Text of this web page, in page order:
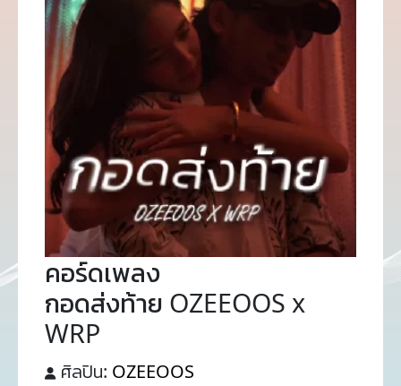
คอร์ดเพลง
กอดส่งท้าย OZEEOOS x
WRP
ศิลปิน: OZEEOOS